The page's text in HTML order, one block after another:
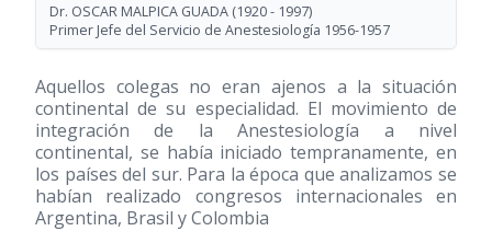
Dr. OSCAR MALPICA GUADA (1920 - 1997)
Primer Jefe del Servicio de Anestesiología 1956-1957
Aquellos colegas no eran ajenos a la situación
continental de su especialidad. El movimiento de
integración de la Anestesiología a nivel
continental, se había iniciado tempranamente, en
los países del sur. Para la época que analizamos se
habían realizado congresos internacionales en
Argentina, Brasil y Colombia